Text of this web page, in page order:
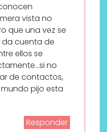
vista no
que una vez se
da cuenta de
ellos se
no
de contactos,
pijo esta
Responder